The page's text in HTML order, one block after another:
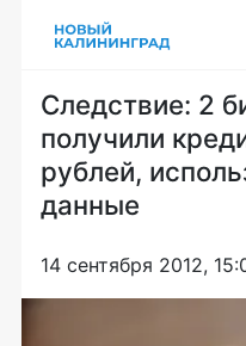
Следствие: 2
получили
рублей,
данные
14 сентября 2012,